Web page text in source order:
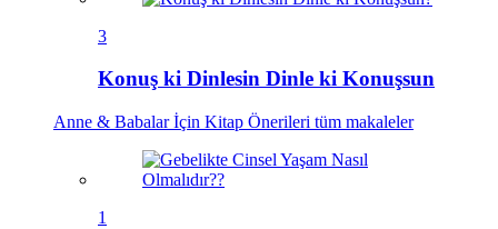
3
Konuş ki Dinlesin Dinle ki Konuşsun
Anne & Babalar İçin Kitap Önerileri tüm makaleler
1